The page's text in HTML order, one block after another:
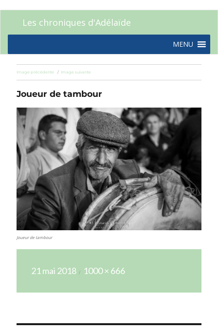
Les chroniques d'Adélaïde
MENU
Image précédente Image suivante
Joueur de tambour
Joueur de tambour
le
21 mai 2018
réelle
1000 × 666